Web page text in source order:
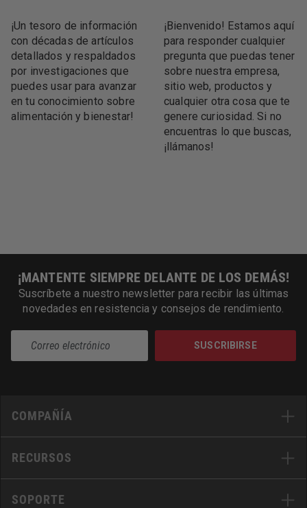
¡Un tesoro de información
con décadas de artículos
detallados y respaldados
por investigaciones que
puedes usar para avanzar
en tu conocimiento sobre
alimentación y bienestar!
¡Bienvenido! Estamos aquí
para responder cualquier
pregunta que puedas tener
sobre nuestra empresa,
sitio web, productos y
cualquier otra cosa que te
genere curiosidad. Si no
encuentras lo que buscas,
¡llámanos!
¡MANTENTE SIEMPRE DELANTE DE LOS DEMÁS!
Suscríbete a nuestro newsletter para recibir las últimas
novedades en resistencia y consejos de rendimiento.
SUSCRIBIRSE
COMPAÑÍA
RECURSOS
SOPORTE